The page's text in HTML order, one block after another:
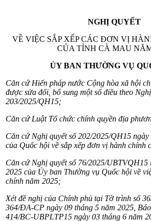
NGHỊ QUYẾT
VỀ VIỆC SẮP XẾP CÁC ĐƠN VỊ
CỦA TỈNH CÀ MAU
ỦY BAN THƯỜNG VỤ
Căn cứ Hiến pháp nước Cộng hòa xã hội
được sửa đổi, bổ sung một số điều theo
203/2025/QH15;
Căn cứ Luật Tổ chức chính quyền địa
Căn cứ Nghị quyết số202/2025/QH15 ngày
của Quốc hội về sắp xếp đơn vị hành chính
Căn cứ Nghị quyết số 76/2025/UBTVQH15
2025 của Ủy ban Thường vụ Quốc hội về
chính năm 2025;
Xét đề nghị của Chính phủ tại Tờ trình số
364/ĐA-CP ngày 09 tháng 5 năm 2025,
414/BC-UBPLTP15 ngày 03 tháng 6 năm